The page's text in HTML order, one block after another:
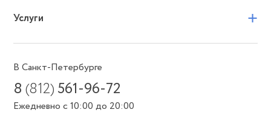
Услуги +
В Санкт-Петербурге
8(812) 561-96-72
Ежедневно с 10:00 до 20:00